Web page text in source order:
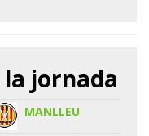
jornada
MANLLEU